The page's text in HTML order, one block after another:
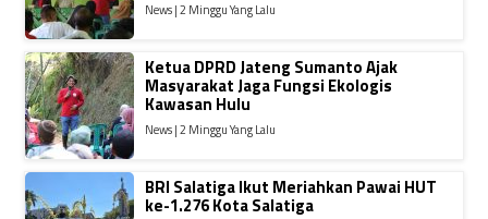
News | 2 Minggu Yang Lalu
Ketua DPRD Jateng Sumanto Ajak
Masyarakat Jaga Fungsi Ekologis
Kawasan Hulu
News | 2 Minggu Yang Lalu
BRI Salatiga Ikut Meriahkan Pawai HUT
ke-1.276 Kota Salatiga